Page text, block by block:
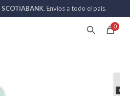
SCOTIABANK. Envíos a todo el país.
0
MI CUENTA